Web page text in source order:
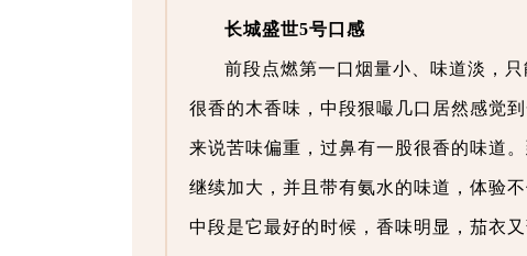
长城盛世5号口感
前段点燃第一口烟量小、味道淡，
很香的木香味，中段狠嘬几口居然感觉
来说苦味偏重，过鼻有一股很香的味道
继续加大，并且带有氨水的味道，体验
中段是它最好的时候，香味明显，茄衣